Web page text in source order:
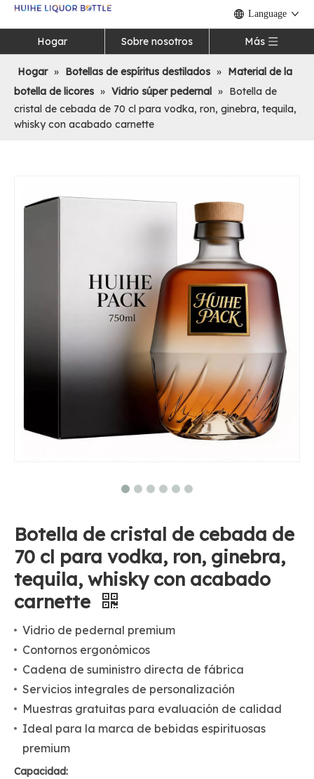
Language
Hogar Sobre nosotros Más
Hogar » Botellas de espíritus destilados » Material de la
botella de licores » Vidrio súper pedernal » Botella de
cristal de cebada de 70 cl para vodka, ron, ginebra, tequila,
whisky con acabado carnette
Botella de cristal de cebada de
70 cl para vodka, ron, ginebra,
tequila, whisky con acabado
carnette
Vidrio de pedernal premium
Contornos ergonómicos
Cadena de suministro directa de fábrica
Servicios integrales de personalización
Muestras gratuitas para evaluación de calidad
Ideal para la marca de bebidas espirituosas
premium
Capacidad: